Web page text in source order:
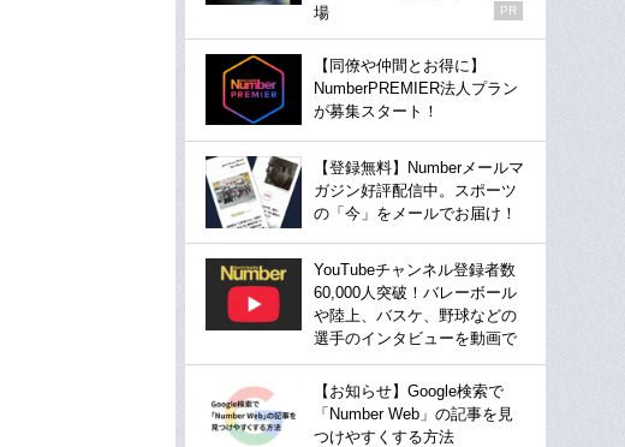
場
PR
【同僚や仲間とお得に】
NumberPREMIER法人プラン
が募集スタート！
【登録無料】Numberメールマ
ガジン好評配信中。スポーツ
の「今」をメールでお届け！
YouTubeチャンネル登録者数
60,000人突破！バレーボール
や陸上、バスケ、野球などの
選手のインタビューを動画で
【お知らせ】Google検索で
「Number Web」の記事を見
つけやすくする方法